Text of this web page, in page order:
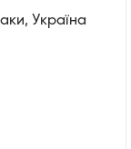
Україна